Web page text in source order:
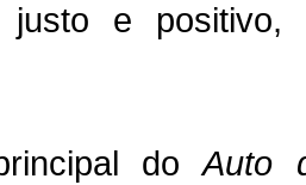
justo e
doAuto